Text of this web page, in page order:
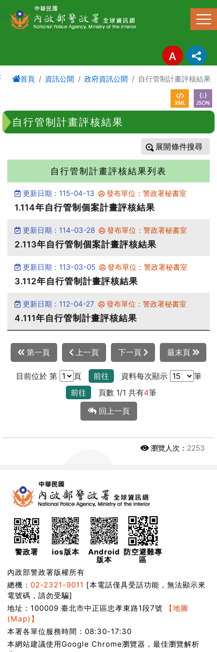
進入內容區塊
:::
首頁 資訊公開 政府資訊公開 自行管制計畫評核結果
自行管制計畫評核結果
條件搜尋
自行管制計畫評核結果列表
更新日期：115-04-13 發布單位：警政署秘書室
1.114年自行管制個案計畫評核結果
更新日期：114-03-28 發布單位：警政署秘書室
2.113年自行管制個案計畫評核結果
更新日期：113-03-05 發布單位：警政署秘書室
3.112年自行管制計畫評核結果
更新日期：112-04-27 發布單位：警政署秘書室
4.111年自行管制計畫評核結果
第一頁 上一頁 下一頁 最末頁
目前位於 第 頁 前往 資料每次顯示
筆
前往
頁數 1/1 共有4筆
回上一頁
瀏覽人次： 2253
警政署 ios版本
Android
版本
防空避難專
區
內政部警政署版權所有
總機： 02-2321-9011 [本電話僅具受話功能，無法顯示來
電號碼，請勿受騙]
地址：100009 臺北市中正區忠孝東路1段7號
【地圖
(Map)】
本署各單位服務時間：08:30-17:30
本網站建議使用Google Chrome瀏覽器，最佳瀏覽解析